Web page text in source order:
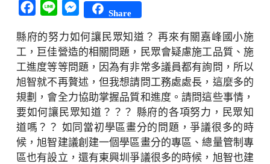
Facebook
Line Messenger
Share
縣府的努力如何讓民眾知道？ 再來有關嘉峰國小施
工，巨佳營造的相關問題，民眾會疑慮施工品質、施
工進度等等問題，因為有非常多議員都有詢問，所以
旭智就不再贅述，但我想請問工務處處長，這麼多的
規劃，會全力協助掌握品質和進度。請問這些事情，
要如何讓民眾知道？？？ 縣府的各項努力，民眾知
道嗎？？ 如同當初學區畫分的問題，爭議很多的時
候，旭智建議創建一個學區畫分的專區、總量管制專
區也有設立，還有東興圳爭議很多的時候，旭智也建